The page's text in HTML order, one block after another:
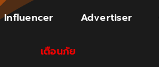
Influencer Advertiser
เตือนภัย